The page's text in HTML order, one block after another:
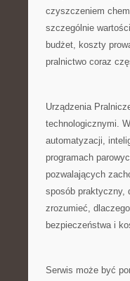
czyszczeniem
szczególnie
budżet, koszty
pralnictwo coraz
Urządzenia
technologicznymi.
automatyzacji,
programach
pozwalających
sposób praktyczny,
zrozumieć,
bezpieczeństwa i
Serwis może być